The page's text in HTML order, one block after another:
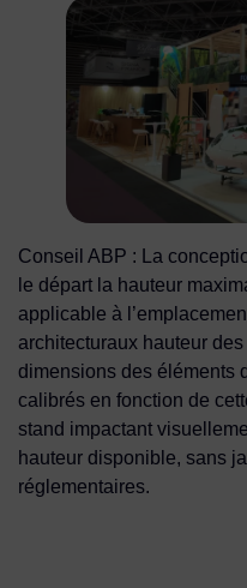
Conseil ABP : La
le départ la hauteur
applicable à
architecturaux hauteur
dimensions des éléments
calibrés en fonction de
stand impactant
hauteur disponible, sans
réglementaires.